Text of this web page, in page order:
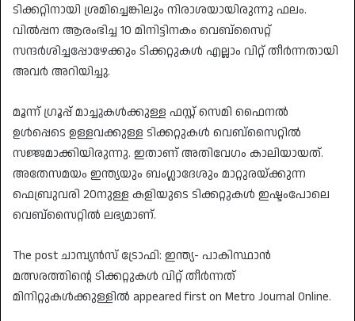
ടിക്കറ്റിനായി ശ്രമിച്ചെങ്കിലും നിരാശയായിരുന്നു ഫലം.
വില്‍പ്പന ആരംഭിച്ച 10 മിനിട്ടിനകം വെബ്‌സൈറ്റ്
സന്ദര്‍ശിച്ചപ്പോഴേക്കും ടിക്കറ്റുകള്‍ എല്ലാം വിറ്റ് തീര്‍ന്നതായി
അവര്‍ അറിയിച്ചു.
മൂന്ന് ഗ്രൂപ്പ് മാച്ചുകള്‍ക്കുള്ള ഫസ്റ്റ് സെമി ഫൈനല്‍
ഉള്‍പ്പെടെ ഉള്ളവക്കുള്ള ടിക്കറ്റുകള്‍ വെബ്‌സൈറ്റില്‍
സജ്ജമാക്കിയിരുന്നു. ഇതാണ് അതിവേഗം കാലിയായത്.
അതേസമയം ഇന്ത്യയും ബംഗ്ലാദേശും മാറ്റുരയ്ക്കുന്ന
ഫെബ്രുവരി 20നുള്ള കളിയുടെ ടിക്കറ്റുകള്‍ ഇഷ്ടംപോലെ
വെബ്‌സൈറ്റില്‍ ലഭ്യമാണ്.
The post ചാമ്പ്യന്‍സ് ട്രോഫി: ഇന്ത്യ- പാകിസ്ഥാന്‍
മത്സരത്തിന്റെ ടിക്കറ്റുകള്‍ വിറ്റ് തീര്‍ന്നത്
മിനിറ്റുകള്‍ക്കുള്ളില്‍ appeared first on Metro Journal Online.